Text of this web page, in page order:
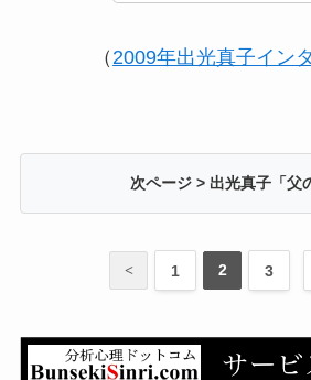
（ 2009年出光真子イン
次ページ > 出光真子「父
< 1 2 3